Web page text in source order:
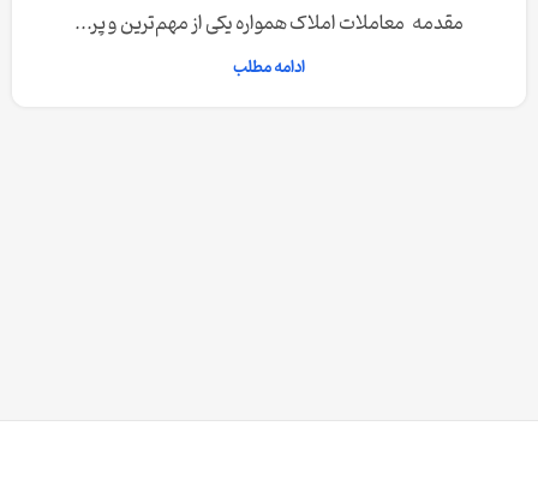
مقدمه معاملات املاک همواره یکی از مهم‌ترین و پر...
ادامه مطلب